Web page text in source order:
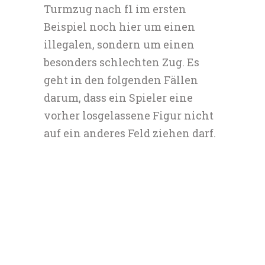
Turmzug nach f1 im ersten
Beispiel noch hier um einen
illegalen, sondern um einen
besonders schlechten Zug. Es
geht in den folgenden Fällen
darum, dass ein Spieler eine
vorher losgelassene Figur nicht
auf ein anderes Feld ziehen darf.